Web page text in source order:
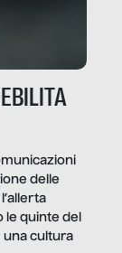
delle
le quinte del
una cultura